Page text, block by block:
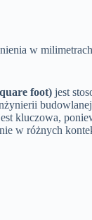
w
foot) jest
kluczowa,
w różnych